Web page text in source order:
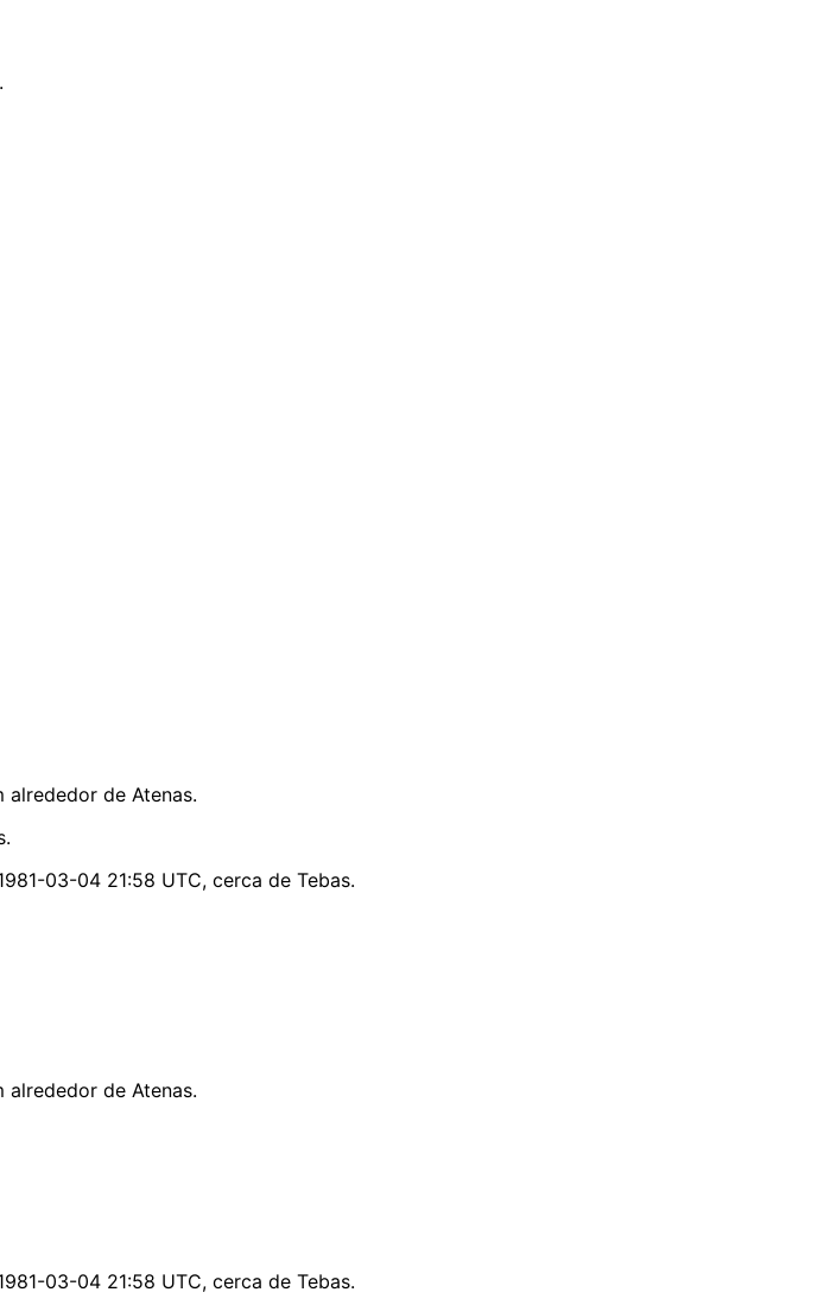
de Atenas.
03-04 21:58 UTC, cerca de Tebas.
de Atenas.
03-04 21:58 UTC, cerca de Tebas.